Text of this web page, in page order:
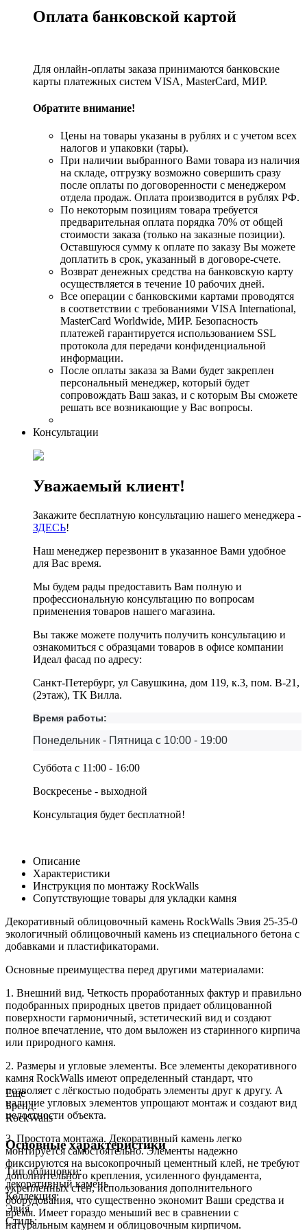
Оплата банковской картой
Для онлайн-оплаты заказа принимаются банковские
карты платежных систем VISA, MasterСard, МИР.
Обратите внимание!
Цены на товары указаны в рублях и с учетом всех
налогов и упаковки (тары).
При наличии выбранного Вами товара из наличия
на складе, отгрузку возможно совершить сразу
после оплаты по договоренности с менеджером
отдела продаж. Оплата производится в рублях РФ.
По некоторым позициям товара требуется
предварительная оплата порядка 70% от общей
стоимости заказа (только на заказные позиции).
Оставшуюся сумму к оплате по заказу Вы можете
доплатить в срок, указанный в договоре-счете.
Возврат денежных средства на банковскую карту
осуществляется в течение 10 рабочих дней.
Все операции с банковскими картами проводятся
в соответствии с требованиями VISA International,
MasterCard Worldwide, МИР. Безопасность
платежей гарантируется использованием SSL
протокола для передачи конфиденциальной
информации.
После оплаты заказа за Вами будет закреплен
персональный менеджер, который будет
сопровождать Ваш заказ, и с которым Вы сможете
решать все возникающие у Вас вопросы.
Консультации
Уважаемый клиент!
Закажите бесплатную консультацию нашего менеджера -
ЗДЕСЬ!
Наш менеджер перезвонит в указанное Вами удобное
для Вас время.
Мы будем рады предоставить Вам полную и
профессиональную консультацию по вопросам
применения товаров нашего магазина.
Вы также можете получить получить консультацию и
ознакомиться с образцами товаров в офисе компании
Идеал фасад по адресу:
Санкт-Петербург, ул Савушкина, дом 119, к.3, пом. В-21,
(2этаж), ТК Вилла.
Время работы:
Понедельник - Пятница с 10:00 - 19:00
Суббота с 11:00 - 16:00
Воскресенье - выходной
Консультация будет бесплатной!
Описание
Характеристики
Инструкция по монтажу RockWalls
Сопутствующие товары для укладки камня
Декоративный облицовочный камень RockWalls Эвия 25-35-0
экологичный облицовочный камень из специального бетона с
добавками и пластификаторами.
Основные преимущества перед другими материалами:
1. Внешний вид. Четкость проработанных фактур и правильно
подобранных природных цветов придает облицованной
поверхности гармоничный, эстетический вид и создают
полное впечатление, что дом выложен из старинного кирпича
или природного камня.
2. Размеры и угловые элементы. Все элементы декоративного
камня RockWalls имеют определенный стандарт, что
позволяет с лёгкостью подобрать элементы друг к другу. А
наличие угловых элементов упрощают монтаж и создают вид
целостности объекта.
3. Простота монтажа. Декоративный камень легко
монтируется самостоятельно. Элементы надежно
фиксируются на высокопрочный цементный клей, не требуют
дополнительного крепления, усиленного фундамента,
укрепленных стен, использования дополнительного
оборудования, что существенно экономит Ваши средства и
время. Имеет гораздо меньший вес в сравнении с
натуральным камнем и облицовочным кирпичом.
Еще
Бренд:
RockWalls
Основные характеристики
Тип облицовки:
декоративный камень
Коллекция:
Эвия
Стиль: